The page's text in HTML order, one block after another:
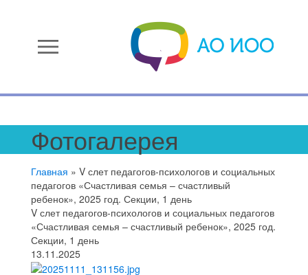
menu
Фотогалерея
Главная » V слет педагогов-психологов и социальных
педагогов «Счастливая семья – счастливый
ребенок», 2025 год. Секции, 1 день
V слет педагогов-психологов и социальных педагогов
«Счастливая семья – счастливый ребенок», 2025 год.
Секции, 1 день
13.11.2025